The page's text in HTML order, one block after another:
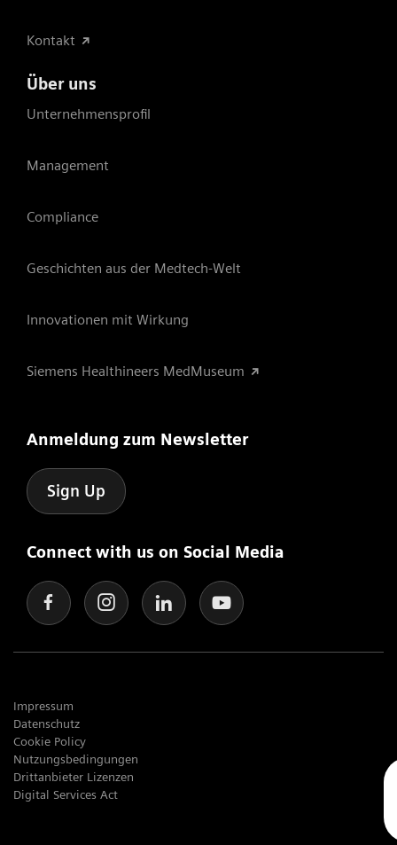
Kontakt
Über uns
Unternehmensprofil
Management
Compliance
Geschichten aus der Medtech-Welt
Innovationen mit Wirkung
Siemens Healthineers MedMuseum
Anmeldung zum Newsletter
Sign Up
Connect with us on Social Media
Impressum
Datenschutz
Cookie Policy
Nutzungsbedingungen
Drittanbieter Lizenzen
Digital Services Act